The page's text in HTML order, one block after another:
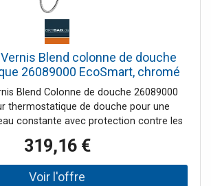
Blend colonne de douche
26089000 EcoSmart, chromé
Blend Colonne de douche 26089000
thermostatique de douche pour une
constante avec protection contre les
entre la douche de tête et la douchette
d'une douche de tête douchette
douche tuyau de douche support de
319,16 €